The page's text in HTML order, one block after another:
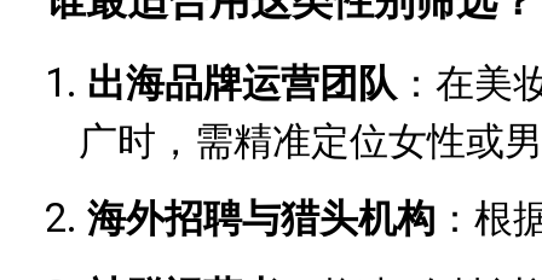
1. 出海品牌运营团队 ：在美
广时，需精准定位女性或
2. 海外招聘与猎头机构 ：根